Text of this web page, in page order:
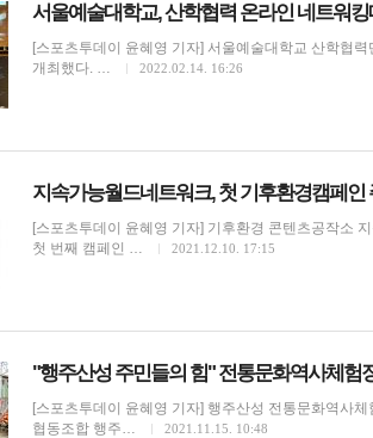
연예 스포츠 라이프 포토
서울예술대학교, 산학협력 온라인 네트워킹
[스포츠투데이 윤혜영 기자] 서울예술대학교 산학협력
개최했다. …
2022.02.14. 16:26
지속가능월드네트워크, 첫 기후환경캠페인
[스포츠투데이 윤혜영 기자] 기후환경 콘텐츠공작소
첫 번째 캠페인 …
2021.12.10. 17:15
"행주산성 주민들의 힘" 전통문화역사체험
[스포츠투데이 윤혜영 기자] 행주산성 전통문화역사
협동조합 행주…
2021.11.15. 10:48